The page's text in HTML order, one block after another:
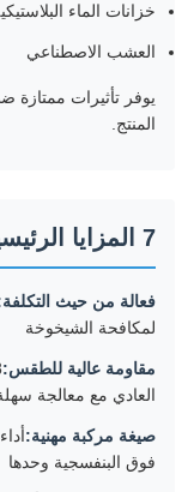
خزانات الماء
العشب الاصطناعي
يوفر تأثيرات ممتازة
المنتج.
7 المزايا الرئيسية للجسيمات UV-MX
فعالة من حيث
لمكافحة الشيخوخة
مقاومة عالية للطقس:
العادي مع معالجة
صيغة مركبة مهنية:
فوق البنفسجية وحدها